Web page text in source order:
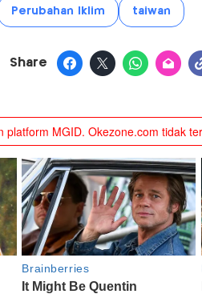
Perubahan Iklim taiwan
Share